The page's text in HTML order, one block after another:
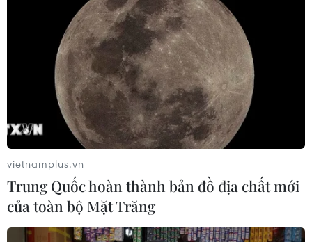
vietnamplus.vn
Trung Quốc hoàn thành bản đồ địa chất mới
của toàn bộ Mặt Trăng